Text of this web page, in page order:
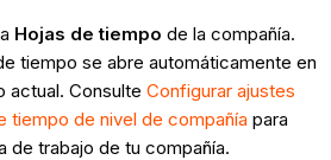
Hojas de tiempo de la compañía.
tiempo se abre automáticamente en
actual. Consulte Configurar ajustes
tiempo de nivel de compañía para
de trabajo de tu compañía.